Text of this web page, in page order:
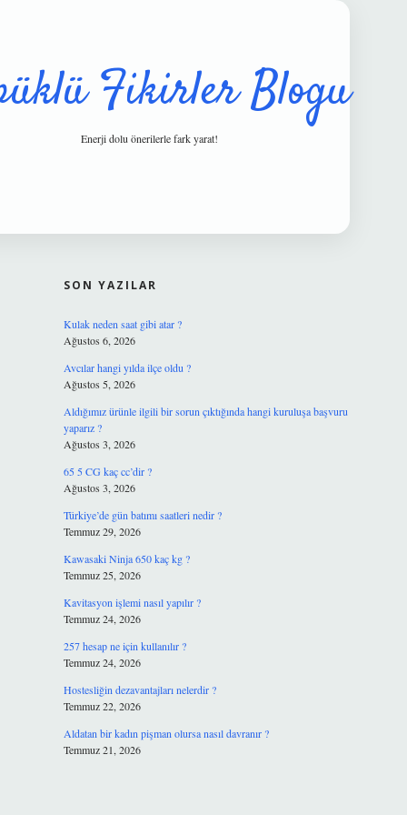
Fikirler Blogu
Enerji dolu önerilerle fark yarat!
SON YAZILAR
Kulak neden saat gibi atar ?
Ağustos 6, 2026
Avcılar hangi yılda ilçe oldu ?
Ağustos 5, 2026
Aldığımız ürünle ilgili bir sorun çıktığında hangi kuruluşa başvuru
yaparız ?
Ağustos 3, 2026
65 5 CG kaç cc’dir ?
Ağustos 3, 2026
Türkiye’de gün batımı saatleri nedir ?
Temmuz 29, 2026
Kawasaki Ninja 650 kaç kg ?
Temmuz 25, 2026
Kavitasyon işlemi nasıl yapılır ?
Temmuz 24, 2026
257 hesap ne için kullanılır ?
Temmuz 24, 2026
Hostesliğin dezavantajları nelerdir ?
Temmuz 22, 2026
Aldatan bir kadın pişman olursa nasıl davranır ?
Temmuz 21, 2026